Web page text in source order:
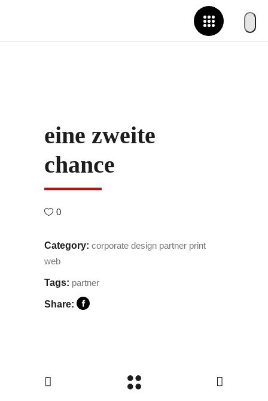
eine zweite
chance
0
Category: corporate design partner print
web
Tags: partner
Share: